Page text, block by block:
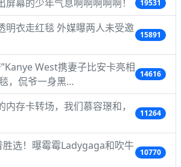
屏幕的少年气息啊啊啊啊啊！ 19531
明衣走红毯 外媒曝两人未受邀
15891
West携妻子比安卡亮相
，侃爷一身黑…
14616
内存卡转场，我们慕容璟和，
11264
胜选！曝霉霉Ladygaga和吹牛
10770